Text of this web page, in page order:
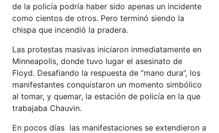
de la policía podría haber sido apenas un incidente
como cientos de otros. Pero terminó siendo la
chispa que incendió la pradera.
Las protestas masivas iniciaron inmediatamente en
Minneapolis, donde tuvo lugar el asesinato de
Floyd. Desafiando la respuesta de “mano dura”, los
manifestantes conquistaron un momento simbólico
al tomar, y quemar, la estación de policía en la que
trabajaba Chauvin.
En pocos días las manifestaciones se extendieron a